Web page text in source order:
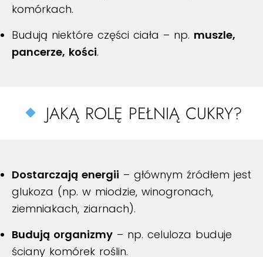
komórkach.
Budują niektóre części ciała – np. muszle,
pancerze, kości.
JAKĄ ROLĘ PEŁNIĄ CUKRY?
Dostarczają energii – głównym źródłem jest
glukoza (np. w miodzie, winogronach,
ziemniakach, ziarnach).
Budują organizmy – np. celuloza buduje
ściany komórek roślin.